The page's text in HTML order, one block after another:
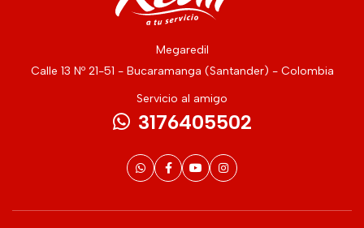
Megaredil
Calle 13 Nº 21-51 - Bucaramanga (Santander) - Colombia
Servicio al amigo
3176405502